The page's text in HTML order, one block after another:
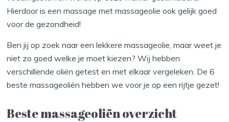
Hierdoor is een massage met massageolie ook gelijk goed
voor de gezondheid!
Ben jij op zoek naar een lekkere massageolie, maar weet je
niet zo goed welke je moet kiezen? Wij hebben
verschillende oliën getest en met elkaar vergeleken. De 6
beste massageoliën hebben we voor je op een rijtje gezet!
Beste massageoliën overzicht